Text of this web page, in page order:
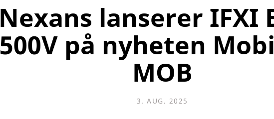
Nexans lanserer IFXI
500V på nyheten
MOB
3. AUG. 2025